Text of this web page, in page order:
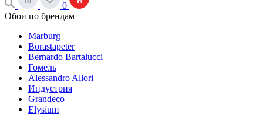
0
Обои по брендам
Marburg
Borastapeter
Bernardo Bartalucci
Гомель
Alessandro Allori
Индустрия
Grandeco
Elysium